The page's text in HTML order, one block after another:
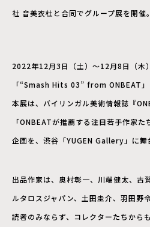
社 音美衣杜と合同でグループ展を開催。
2022年12月3日（土）〜12月8日（木
「“Smash Hits 03” from ONBEAT」
本展は、バイリンガル美術情報誌『
「ONBEATが推薦する注目若手作家
企画を、渋谷「YUGEN Gallery」に舞
出品作家は、奥村彰一、川端健太、古
ルタロスジャパン、土田圭介、羽田野令
読者のみならず、コレクターたちから